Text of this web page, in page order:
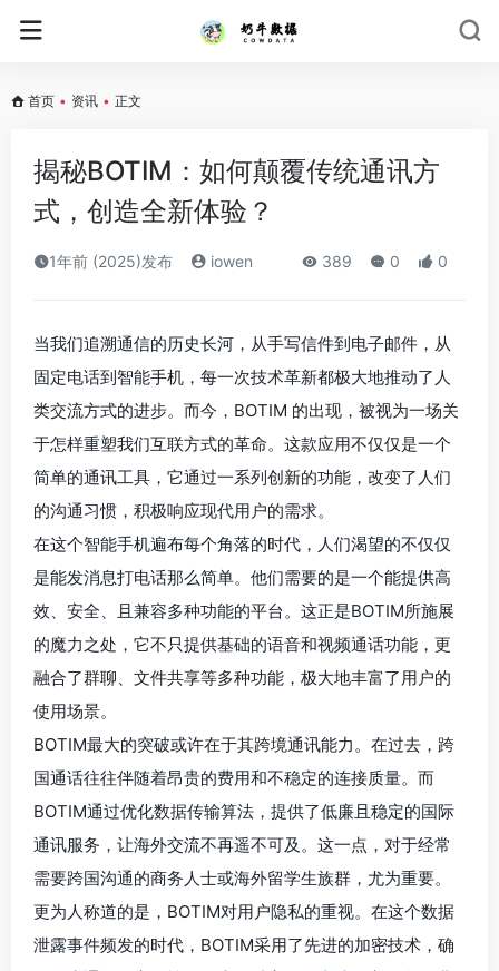
首页 • 资讯 • 正文
揭秘BOTIM：如何颠覆传统通讯方
式，创造全新体验？
1年前 (2025)发布 iowen 389 0 0
当我们追溯通信的历史长河，从手写信件到电子邮件，从
固定电话到智能手机，每一次技术革新都极大地推动了人
类交流方式的进步。而今，BOTIM 的出现，被视为一场关
于怎样重塑我们互联方式的革命。这款应用不仅仅是一个
简单的通讯工具，它通过一系列创新的功能，改变了人们
的沟通习惯，积极响应现代用户的需求。
在这个智能手机遍布每个角落的时代，人们渴望的不仅仅
是能发消息打电话那么简单。他们需要的是一个能提供高
效、安全、且兼容多种功能的平台。这正是BOTIM所施展
的魔力之处，它不只提供基础的语音和视频通话功能，更
融合了群聊、文件共享等多种功能，极大地丰富了用户的
使用场景。
BOTIM最大的突破或许在于其跨境通讯能力。在过去，跨
国通话往往伴随着昂贵的费用和不稳定的连接质量。而
BOTIM通过优化数据传输算法，提供了低廉且稳定的国际
通讯服务，让海外交流不再遥不可及。这一点，对于经常
需要跨国沟通的商务人士或海外留学生族群，尤为重要。
更为人称道的是，BOTIM对用户隐私的重视。在这个数据
泄露事件频发的时代，BOTIM采用了先进的加密技术，确